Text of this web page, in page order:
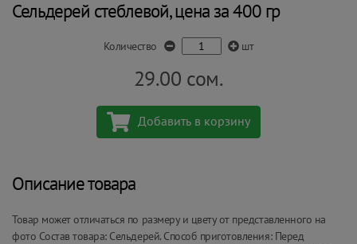
Сельдерей стеблевой, цена за 400 гр
Количество шт
29.00 сом.
Добавить в корзину
Описание товара
Товар может отличаться по размеру и цвету от представленного на
фото Состав товара: Сельдерей. Способ приготовления: Перед